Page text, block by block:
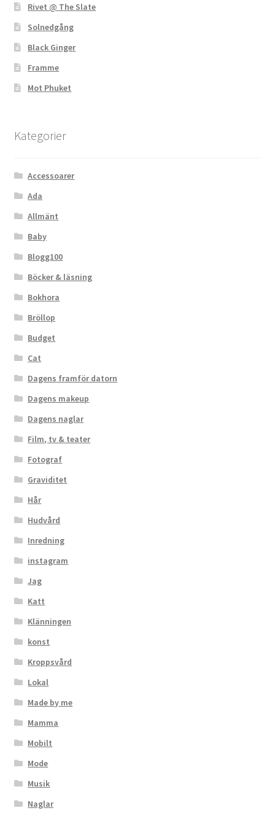
Rivet @ The Slate
Solnedgång
Black Ginger
Framme
Mot Phuket
Kategorier
Accessoarer
Ada
Allmänt
Baby
Blogg100
Böcker & läsning
Bokhora
Bröllop
Budget
Cat
Dagens framför datorn
Dagens makeup
Dagens naglar
Film, tv & teater
Fotograf
Graviditet
Hår
Hudvård
Inredning
instagram
Jag
Katt
Klänningen
konst
Kroppsvård
Lokal
Made by me
Mamma
Mobilt
Mode
Musik
Naglar